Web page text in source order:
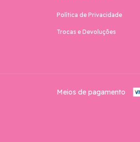
Política de Privacidade
Trocas e Devoluções
Meios de pagamento